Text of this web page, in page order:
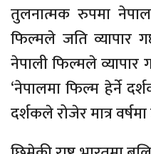
तुलनात्मक रुपमा
फिल्मले जति व्यापार
नेपाली फिल्मले व्यापार
‘नेपालमा फिल्म हेर्ने
दर्शकले रोजेर मात्र